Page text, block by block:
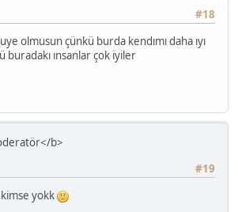
#18
olmusun çünkü burda kendımı daha ıyı
buradakı ınsanlar çok iyiler
b>
#19
yokk